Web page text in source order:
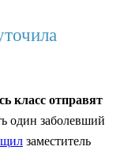
класс отправят
один заболевший
заместитель